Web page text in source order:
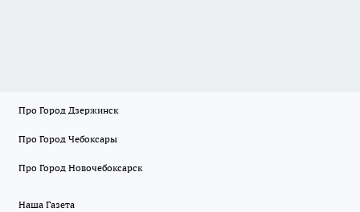
Про Город Дзержинск
Про Город Чебоксары
Про Город Новочебоксарск
Наша Газета